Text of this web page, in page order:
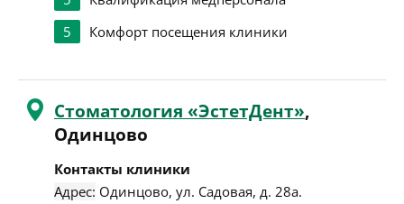
5
Комфорт посещения клиники
Стоматология «ЭстетДент»,
Одинцово
Контакты клиники
Адрес: Одинцово, ул. Садовая, д. 28а.